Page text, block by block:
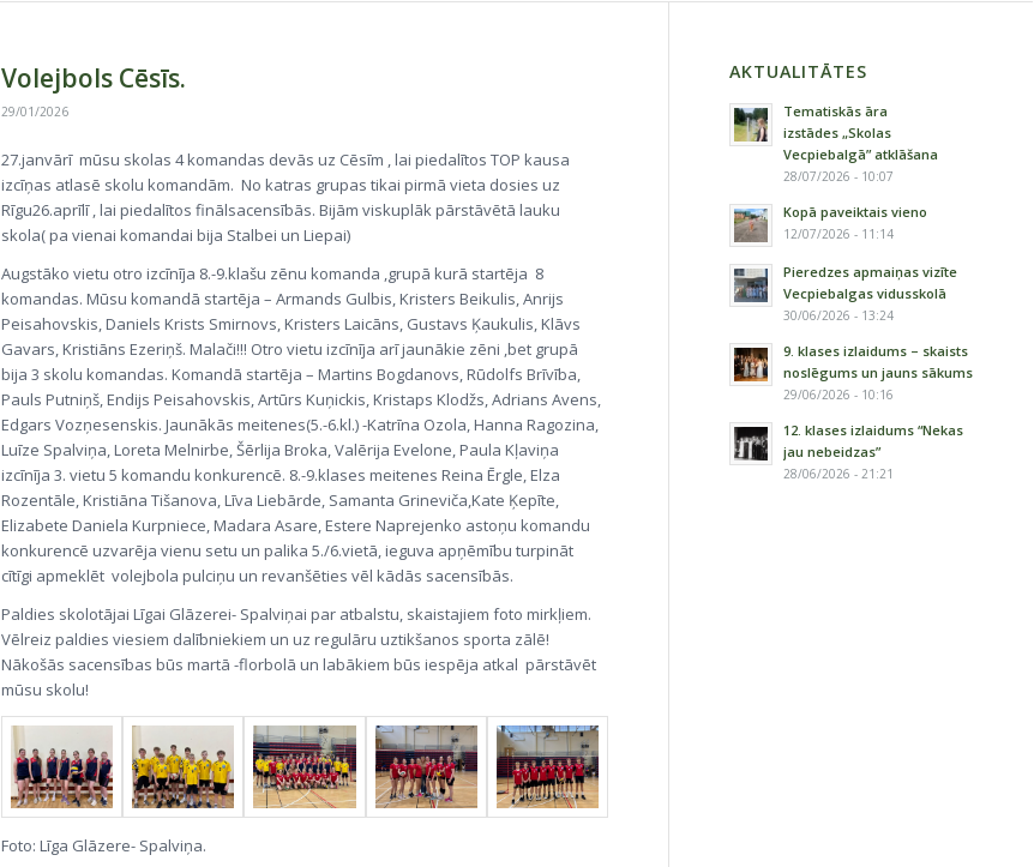
Volejbols Cēsīs.
29/01/2026
27.janvārī mūsu skolas 4 komandas devās uz Cēsīm , lai piedalītos TOP kausa
izcīņas atlasē skolu komandām. No katras grupas tikai pirmā vieta dosies uz
Rīgu26.aprīlī , lai piedalītos finālsacensībās. Bijām viskuplāk pārstāvētā lauku
skola( pa vienai komandai bija Stalbei un Liepai)
Augstāko vietu otro izcīnīja 8.-9.klašu zēnu komanda ,grupā kurā startēja 8
komandas. Mūsu komandā startēja – Armands Gulbis, Kristers Beikulis, Anrijs
Peisahovskis, Daniels Krists Smirnovs, Kristers Laicāns, Gustavs Ķaukulis, Klāvs
Gavars, Kristiāns Ezeriņš. Malači!!! Otro vietu izcīnīja arī jaunākie zēni ,bet grupā
bija 3 skolu komandas. Komandā startēja – Martins Bogdanovs, Rūdolfs Brīvība,
Pauls Putniņš, Endijs Peisahovskis, Artūrs Kuņickis, Kristaps Klodžs, Adrians Avens,
Edgars Vozņesenskis. Jaunākās meitenes(5.-6.kl.) -Katrīna Ozola, Hanna Ragozina,
Luīze Spalviņa, Loreta Melnirbe, Šērlija Broka, Valērija Evelone, Paula Kļaviņa
izcīnīja 3. vietu 5 komandu konkurencē. 8.-9.klases meitenes Reina Ērgle, Elza
Rozentāle, Kristiāna Tišanova, Līva Liebārde, Samanta Grineviča,Kate Ķepīte,
Elizabete Daniela Kurpniece, Madara Asare, Estere Naprejenko astoņu komandu
konkurencē uzvarēja vienu setu un palika 5./6.vietā, ieguva apņēmību turpināt
cītīgi apmeklēt volejbola pulciņu un revanšēties vēl kādās sacensībās.
Paldies skolotājai Līgai Glāzerei- Spalviņai par atbalstu, skaistajiem foto mirkļiem.
Vēlreiz paldies viesiem dalībniekiem un uz regulāru uztikšanos sporta zālē!
Nākošās sacensības būs martā -florbolā un labākiem būs iespēja atkal pārstāvēt
mūsu skolu!
Foto: Līga Glāzere- Spalviņa.
AKTUALITĀTES
Tematiskās āra
izstādes „Skolas
Vecpiebalgā” atklāšana
28/07/2026 - 10:07
Kopā paveiktais vieno
12/07/2026 - 11:14
Pieredzes apmaiņas vizīte
Vecpiebalgas vidusskolā
30/06/2026 - 13:24
9. klases izlaidums – skaists
noslēgums un jauns sākums
29/06/2026 - 10:16
12. klases izlaidums “Nekas
jau nebeidzas”
28/06/2026 - 21:21